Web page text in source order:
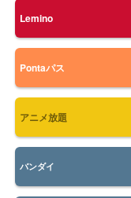
Lemino
Pontaパス
アニメ放題
バンダイ